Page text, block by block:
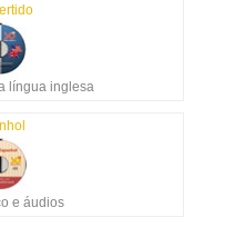
língua inglesa
e áudios